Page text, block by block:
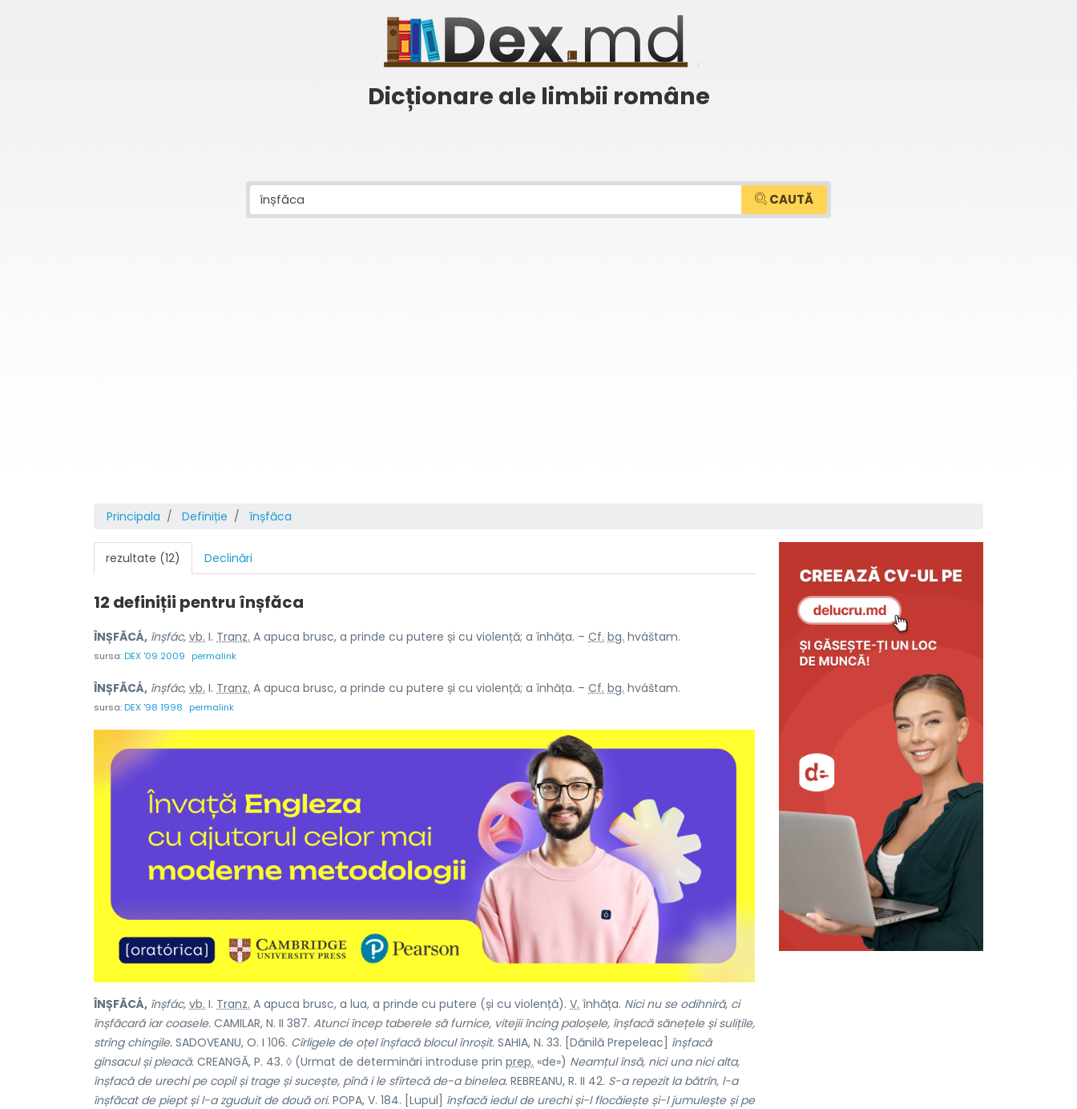
Dicționare ale limbii române
CAUTĂ
Principala Definiție înșfăca
rezultate (12) Declinări
12 definiții pentru înșfăca
ÎNȘFĂCÁ, înșfác, vb. I. Tranz. A apuca brusc, a prinde cu putere și cu violență; a înhăța. – Cf. bg. hváštam.
sursa:DEX '09 2009 permalink
ÎNȘFĂCÁ, înșfác, vb. I. Tranz. A apuca brusc, a prinde cu putere și cu violență; a înhăța. – Cf. bg. hváštam.
sursa:DEX '98 1998 permalink
ÎNȘFĂCÁ, înșfác, vb. I. Tranz. A apuca brusc, a lua, a prinde cu putere (și cu violență). V. înhăța. Nici nu se odihniră, ci
înșfăcară iar coasele. CAMILAR, N. II 387. Atunci încep taberele să furnice, vitejii încing paloșele, înșfacă sănețele și sulițile,
strîng chingile. SADOVEANU, O. I 106. Cîrligele de oțel înșfacă blocul înroșit. SAHIA, N. 33. [Dănilă Prepeleac] înșfacă
gînsacul și pleacă. CREANGĂ, P. 43. ◊ (Urmat de determinări introduse prin prep. «de») Neamțul însă, nici una nici alta,
înșfacă de urechi pe copil și trage și sucește, pînă i le sfîrtecă de-a binelea. REBREANU, R. II 42. S-a repezit la bătrîn, l-a
înșfăcat de piept și l-a zguduit de două ori. POPA, V. 184. [Lupul] înșfacă iedul de urechi și-l flocăiește și-l jumulește și pe